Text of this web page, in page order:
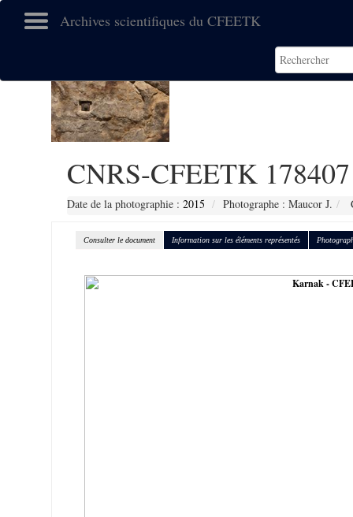
Archives scientifiques du CFEETK
CNRS-CFEETK 178407
Date de la photographie : 2015 Photographe : Maucor J.
Consulter le document Information sur les éléments représentés